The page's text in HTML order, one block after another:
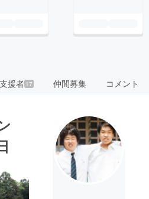
支援者 17 仲間募集 コメント